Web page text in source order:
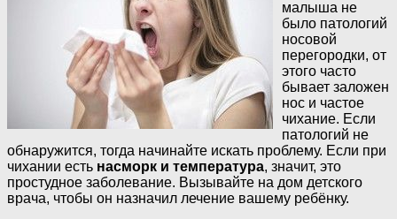
малыша не
было патологий
носовой
перегородки, от
этого часто
бывает заложен
нос и частое
чихание. Если
патологий не
обнаружится, тогда начинайте искать проблему. Если при
чихании есть насморк и температура, значит, это
простудное заболевание. Вызывайте на дом детского
врача, чтобы он назначил лечение вашему ребёнку.